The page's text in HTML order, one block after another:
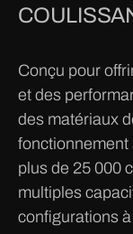
Conçu pour
et des
des matériaux
fonctionnement
plus de 25 000
multiples
configurations